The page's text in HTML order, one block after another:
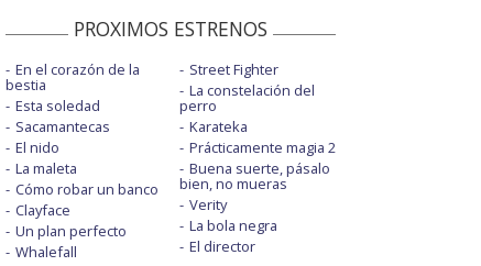
PROXIMOS ESTRENOS
En el corazón de la
bestia
Esta soledad
Sacamantecas
El nido
La maleta
Cómo robar un banco
Clayface
Un plan perfecto
Whalefall
Street Fighter
La constelación del
perro
Karateka
Prácticamente magia 2
Buena suerte, pásalo
bien, no mueras
Verity
La bola negra
El director